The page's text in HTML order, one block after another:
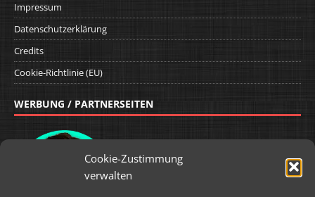
Cookie-Zustimmung
verwalten
Impressum
Datenschutzerklärung
Credits
Cookie-Richtlinie (EU)
WERBUNG / PARTNERSEITEN